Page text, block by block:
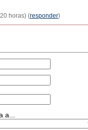
horas) (responder)
a...